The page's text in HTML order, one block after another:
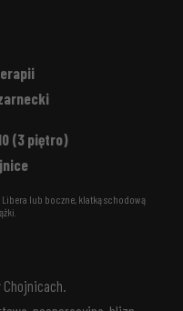
(3 piętro)
Libera lub boczne, klatką schodową